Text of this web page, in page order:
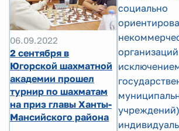
06.09.2022
2 сентября в
Югорской шахматной
академии прошел
турнир по шахматам
на приз главы Ханты-
Мансийского района
социально